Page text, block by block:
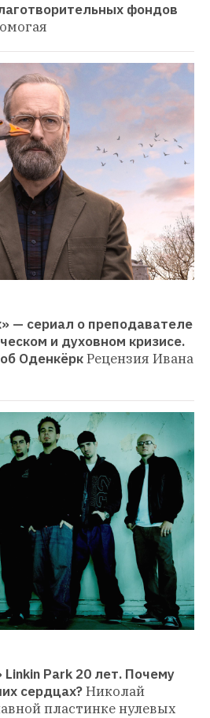
фондов
— сериал о преподавателе
и духовном кризисе.
ОденкёркРецензия Ивана
Park 20 лет. Почему
сердцах?Николай
пластинке нулевых